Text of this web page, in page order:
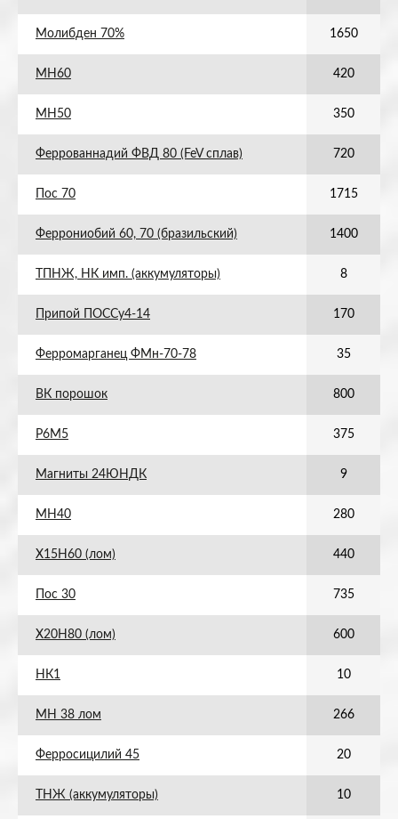
Молибден 70% 1650
МН60 420
МН50 350
Феррованнадий ФВД 80 (FeV сплав) 720
Пос 70 1715
Феррониобий 60, 70 (бразильский) 1400
ТПНЖ, НК имп. (аккумуляторы) 8
Припой ПОССу4-14 170
Ферромарганец ФМн-70-78 35
ВК порошок 800
Р6М5 375
Магниты 24ЮНДК 9
МН40 280
Х15Н60 (лом) 440
Пос 30 735
Х20Н80 (лом) 600
НК1 10
МН 38 лом 266
Ферросицилий 45 20
ТНЖ (аккумуляторы) 10